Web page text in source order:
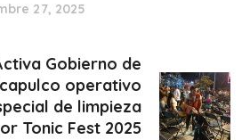
27, 2025
Gobierno de
operativo
de limpieza
Tonic Fest 2025